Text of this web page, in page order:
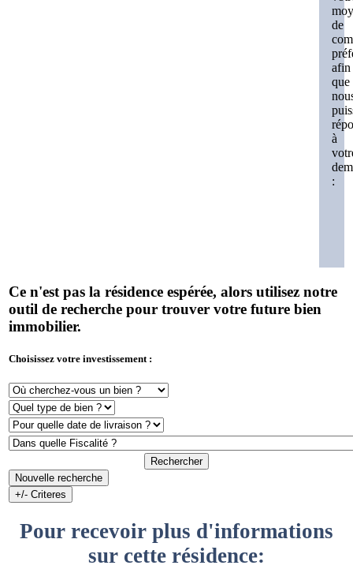
de
afin
que
à
:
Ce n'est pas la résidence espérée, alors utilisez notre
outil de recherche pour trouver votre future bien
immobilier.
Choisissez votre investissement :
Rechercher
Nouvelle recherche
+/- Criteres
Pour recevoir plus d'informations
sur cette résidence: